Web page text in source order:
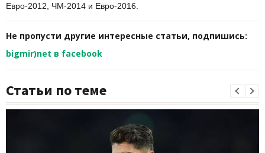
Евро-2012, ЧМ-2014 и Евро-2016.
Не пропусти другие интересные статьи, подпишись:
bigmir)net в facebook
Статьи по теме